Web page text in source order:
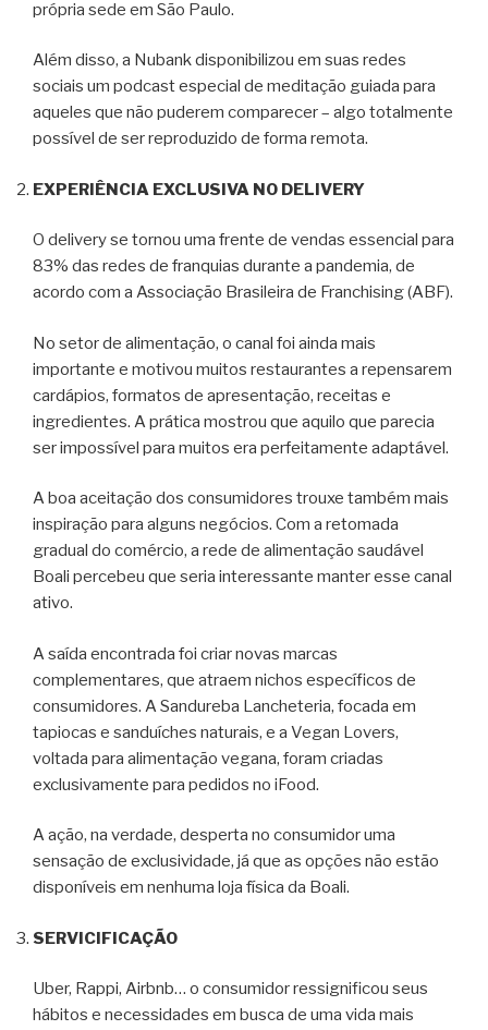
própria sede em São Paulo.
Além disso, a Nubank disponibilizou em suas redes
sociais um podcast especial de meditação guiada para
aqueles que não puderem comparecer – algo totalmente
possível de ser reproduzido de forma remota.
EXPERIÊNCIA EXCLUSIVA NO DELIVERY
O delivery se tornou uma frente de vendas essencial para
83% das redes de franquias durante a pandemia, de
acordo com a Associação Brasileira de Franchising (ABF).
No setor de alimentação, o canal foi ainda mais
importante e motivou muitos restaurantes a repensarem
cardápios, formatos de apresentação, receitas e
ingredientes. A prática mostrou que aquilo que parecia
ser impossível para muitos era perfeitamente adaptável.
A boa aceitação dos consumidores trouxe também mais
inspiração para alguns negócios. Com a retomada
gradual do comércio, a rede de alimentação saudável
Boali percebeu que seria interessante manter esse canal
ativo.
A saída encontrada foi criar novas marcas
complementares, que atraem nichos específicos de
consumidores. A Sandureba Lancheteria, focada em
tapiocas e sanduíches naturais, e a Vegan Lovers,
voltada para alimentação vegana, foram criadas
exclusivamente para pedidos no iFood.
A ação, na verdade, desperta no consumidor uma
sensação de exclusividade, já que as opções não estão
disponíveis em nenhuma loja física da Boali.
SERVICIFICAÇÃO
Uber, Rappi, Airbnb… o consumidor ressignificou seus
hábitos e necessidades em busca de uma vida mais